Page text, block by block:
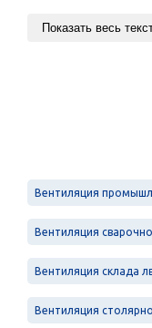
Показать весь
Вентиляция
Вентиляция
Вентиляция склада
Вентиляция